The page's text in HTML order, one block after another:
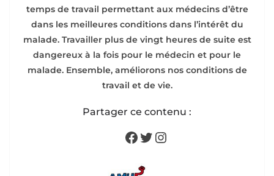
temps de travail permettant aux médecins d’être
dans les meilleures conditions dans l’intérêt du
malade. Travailler plus de vingt heures de suite est
dangereux à la fois pour le médecin et pour le
malade. Ensemble, améliorons nos conditions de
travail et de vie.
Partager ce contenu :
Facebook
Twitter
Instagram